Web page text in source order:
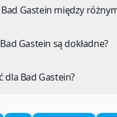
Gastein między
Gastein są dokładne?
dla Bad Gastein?